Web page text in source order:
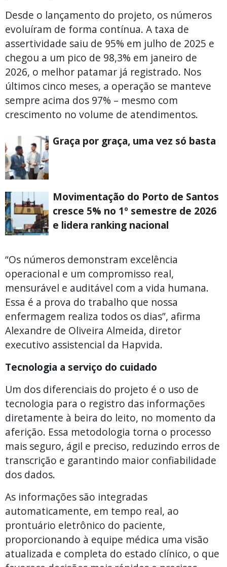
Desde o lançamento do projeto, os números
evoluíram de forma contínua. A taxa de
assertividade saiu de 95% em julho de 2025 e
chegou a um pico de 98,3% em janeiro de
2026, o melhor patamar já registrado. Nos
últimos cinco meses, a operação se manteve
sempre acima dos 97% – mesmo com
crescimento no volume de atendimentos.
Graça por graça, uma vez só basta
Movimentação do Porto de Santos
cresce 5% no 1º semestre de 2026
e lidera ranking nacional
“Os números demonstram excelência
operacional e um compromisso real,
mensurável e auditável com a vida humana.
Essa é a prova do trabalho que nossa
enfermagem realiza todos os dias”, afirma
Alexandre de Oliveira Almeida, diretor
executivo assistencial da Hapvida.
Tecnologia a serviço do cuidado
Um dos diferenciais do projeto é o uso de
tecnologia para o registro das informações
diretamente à beira do leito, no momento da
aferição. Essa metodologia torna o processo
mais seguro, ágil e preciso, reduzindo erros de
transcrição e garantindo maior confiabilidade
dos dados.
As informações são integradas
automaticamente, em tempo real, ao
prontuário eletrônico do paciente,
proporcionando à equipe médica uma visão
atualizada e completa do estado clínico, o que